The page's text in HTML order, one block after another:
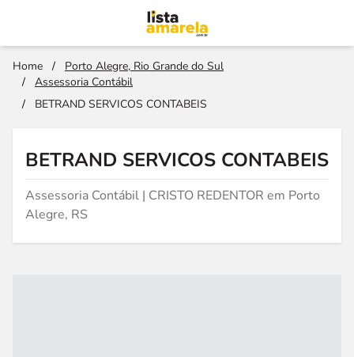
Home /
Porto Alegre, Rio Grande do Sul
/
Assessoria Contábil
/
BETRAND SERVICOS CONTABEIS
BETRAND SERVICOS CONTABEIS
Assessoria Contábil | CRISTO REDENTOR em Porto
Alegre, RS